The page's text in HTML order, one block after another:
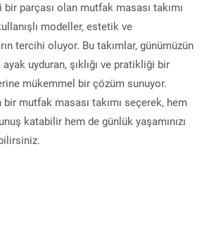
bir parçası olan mutfak masası takımı
modeller, estetik ve
tercihi oluyor. Bu takımlar, günümüzün
uyduran, şıklığı ve pratikliği bir
mükemmel bir çözüm sunuyor.
mutfak masası takımı seçerek, hem
katabilir hem de günlük yaşamınızı